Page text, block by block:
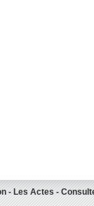
- Les Actes -